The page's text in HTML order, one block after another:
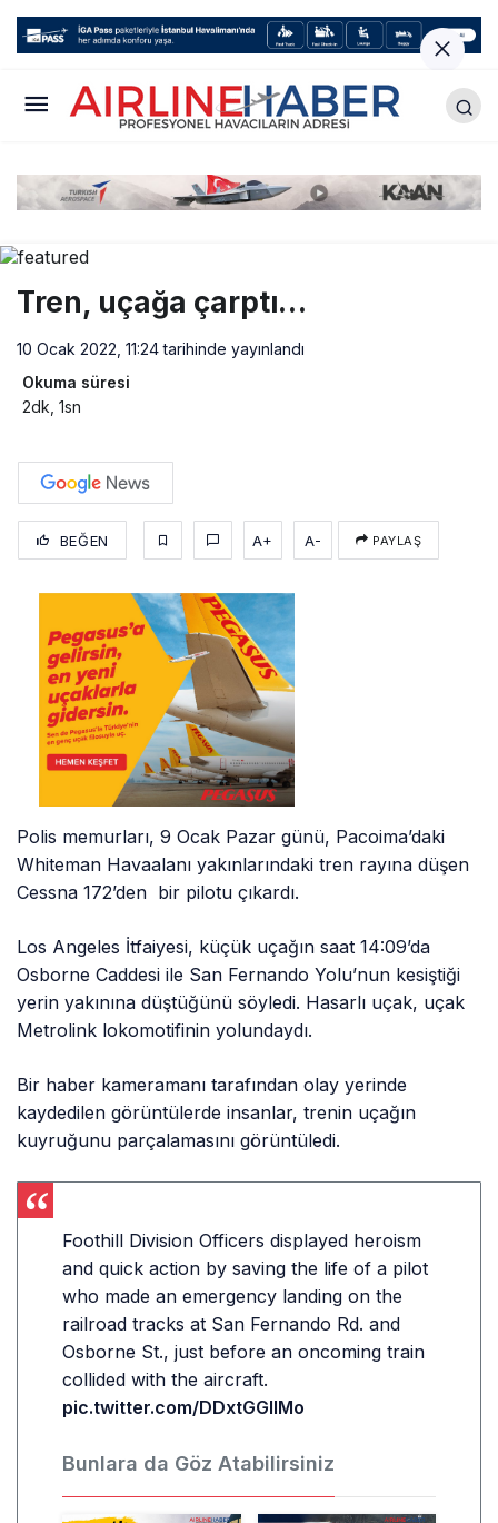
Tren, uçağa çarptı…
10 Ocak 2022, 11:24tarihinde yayınlandı
Okuma süresi
2dk, 1sn
BEĞEN A+ A- PAYLAŞ
Polis memurları, 9 Ocak Pazar günü, Pacoima’daki
Whiteman Havaalanı yakınlarındaki tren rayına düşen
Cessna 172’den bir pilotu çıkardı.
Los Angeles İtfaiyesi, küçük uçağın saat 14:09’da
Osborne Caddesi ile San Fernando Yolu’nun kesiştiği
yerin yakınına düştüğünü söyledi. Hasarlı uçak, uçak
Metrolink lokomotifinin yolundaydı.
Bir haber kameramanı tarafından olay yerinde
kaydedilen görüntülerde insanlar, trenin uçağın
kuyruğunu parçalamasını görüntüledi.
Foothill Division Officers displayed heroism
and quick action by saving the life of a pilot
who made an emergency landing on the
railroad tracks at San Fernando Rd. and
Osborne St., just before an oncoming train
collided with the aircraft.
pic.twitter.com/DDxtGGIIMo
Bunlara da Göz Atabilirsiniz